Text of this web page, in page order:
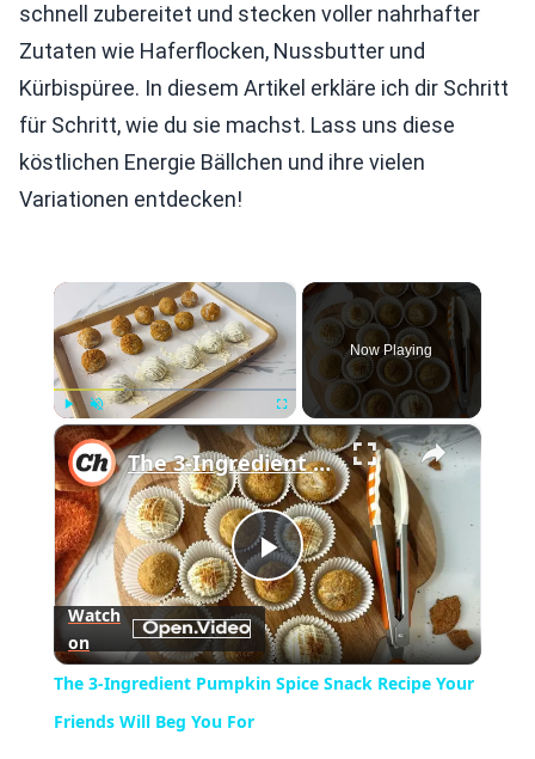
schnell zubereitet und stecken voller nahrhafter
Zutaten wie Haferflocken, Nussbutter und
Kürbispüree. In diesem Artikel erkläre ich dir Schritt
für Schritt, wie du sie machst. Lass uns diese
köstlichen Energie Bällchen und ihre vielen
Variationen entdecken!
×
Play Unmute Fullscreen
Now Playing
×
Play
Video
The 3-Ingredient Pumpkin Spice Snack Recipe Your Friends Will Beg You For
Watch
on
The 3-Ingredient Pumpkin Spice Snack Recipe Your
Friends Will Beg You For